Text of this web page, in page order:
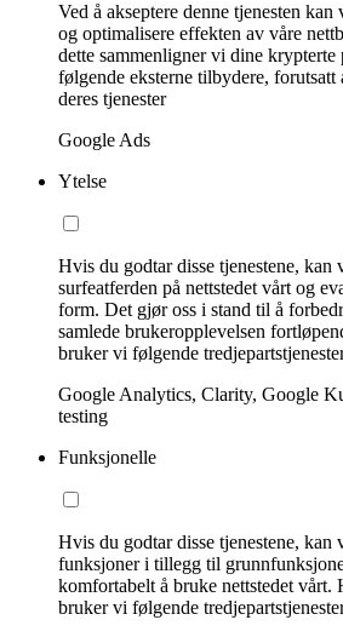
Ved å akseptere denne tjenesten
og optimalisere effekten av våre
dette sammenligner vi dine krypterte
følgende eksterne tilbydere, forutsatt
deres tjenester
Google Ads
Ytelse
Hvis du godtar disse tjenestene,
surfeatferden på nettstedet vårt og
form. Det gjør oss i stand til å
samlede brukeropplevelsen
bruker vi følgende
Google Analytics, Clarity, Google
testing
Funksjonelle
Hvis du godtar disse tjenestene, kan
funksjoner i tillegg til
komfortabelt å bruke nettstedet vårt.
bruker vi følgende